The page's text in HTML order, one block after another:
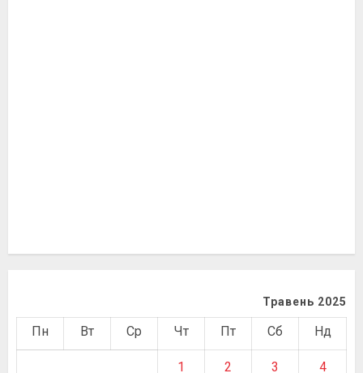
Травень 2025
Пн Вт Ср Чт Пт Сб Нд
1 2 3 4